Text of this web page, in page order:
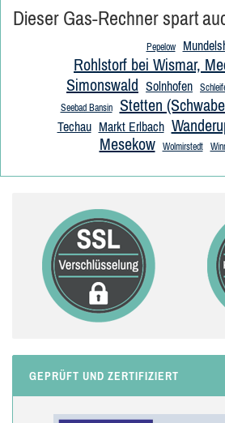
Dieser Gas-Rechner spart
Pepelow
Rohlstorf bei Wismar,
Simonswald Solnhofen
Seebad Bansin Stetten
Techau Markt Erlbach
Mesekow
Wolmirstedt
GEPRÜFT UND ZERTIFIZIERT